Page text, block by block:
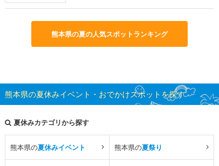
熊本県の夏の人気スポットランキング
熊本県の夏休みイベント・おでかけスポットを探す
夏休みカテゴリから探す
熊本県の夏休みイベント 熊本県の夏祭り